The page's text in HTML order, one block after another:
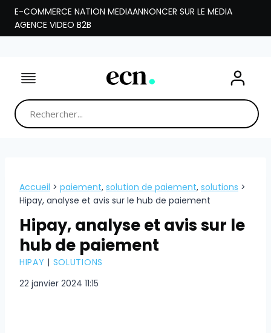
Aller
contenu
E-COMMERCE NATION MEDIAANNONCER SUR LE MEDIA
AGENCE VIDEO B2B
Accueil > paiement, solution de paiement, solutions >
Hipay, analyse et avis sur le hub de paiement
Hipay, analyse et avis sur le
hub de paiement
HIPAY | SOLUTIONS
22 janvier 2024 11:15